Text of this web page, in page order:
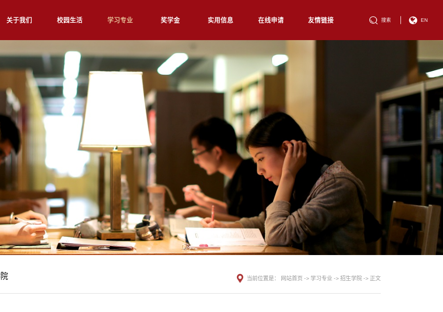
关于我们 校园生活 学习专业 奖学金 实用信息 在线申请 友情链接 搜索 EN
当前位置是： 网站首页 -> 学习专业 -> 招生学院 -> 正文